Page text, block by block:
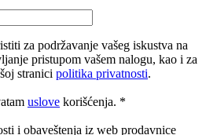
za podržavanje vašeg iskustva na
pristupom vašem nalogu, kao i za
stranici politika privatnosti.
uslove korišćenja. *
i obaveštenja iz web prodavnice